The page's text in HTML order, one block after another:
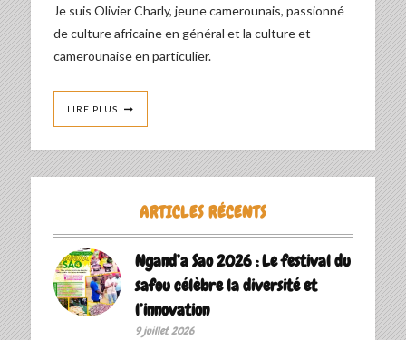
Je suis Olivier Charly, jeune camerounais, passionné
de culture africaine en général et la culture et
camerounaise en particulier.
LIRE PLUS
ARTICLES RÉCENTS
Ngand’a Sao 2026 : Le festival du
safou célèbre la diversité et
l’innovation
9 juillet 2026